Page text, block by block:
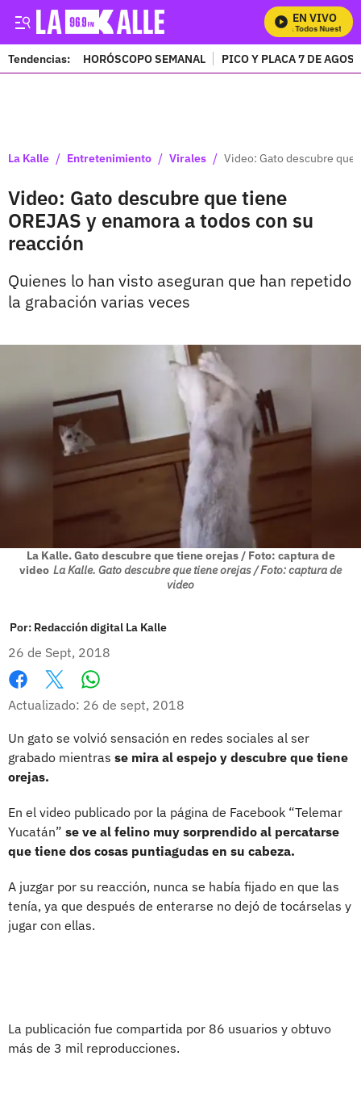
EN VIVO
Mira Todos Nuestros
Tendencias: HORÓSCOPO SEMANAL PICO Y PLACA 7 DE
La Kalle / Entretenimiento / Virales / Video: Gato descubre que
Video: Gato descubre que tiene
OREJAS y enamora a todos con su
reacción
Quienes lo han visto aseguran que han repetido
la grabación varias veces
La Kalle. Gato descubre que tiene orejas / Foto: captura de
video La Kalle. Gato descubre que tiene orejas / Foto: captura de
video
Por: Redacción digital La Kalle
26 de Sept, 2018
Facebook
X
Actualizado: 26 de sept, 2018
Un gato se volvió sensación en redes sociales al ser
grabado mientras se mira al espejo y descubre que tiene
orejas.
En el video publicado por la página de Facebook “Telemar
Yucatán” se ve al felino muy sorprendido al percatarse
que tiene dos cosas puntiagudas en su cabeza.
A juzgar por su reacción, nunca se había fijado en que las
tenía, ya que después de enterarse no dejó de tocárselas y
jugar con ellas.
La publicación fue compartida por 86 usuarios y obtuvo
más de 3 mil reproducciones.